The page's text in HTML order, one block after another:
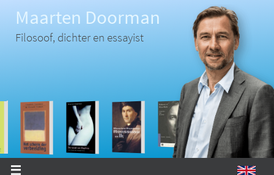
inhoud
Maarten Doorman
Filosoof, dichter en essayist